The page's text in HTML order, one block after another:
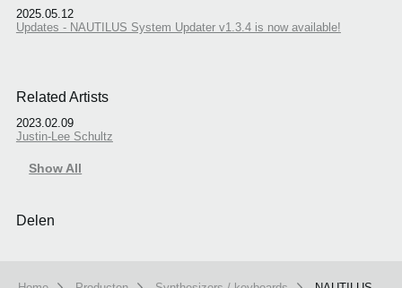
2025.05.12
Updates - NAUTILUS System Updater v1.3.4 is now available!
Related Artists
2023.02.09
Justin-Lee Schultz
Show All
Delen